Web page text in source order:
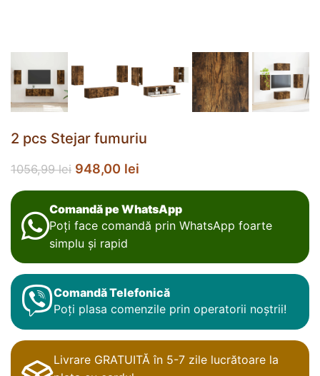
2 pcs Stejar fumuriu
1056,99lei 948,00 lei
Comandă pe WhatsApp
Poți face comandă prin WhatsApp foarte
simplu și rapid
Comandă Telefonică
Poți plasa comenzile prin operatorii noștrii!
Livrare GRATUITĂ în 5-7 zile lucrătoare la